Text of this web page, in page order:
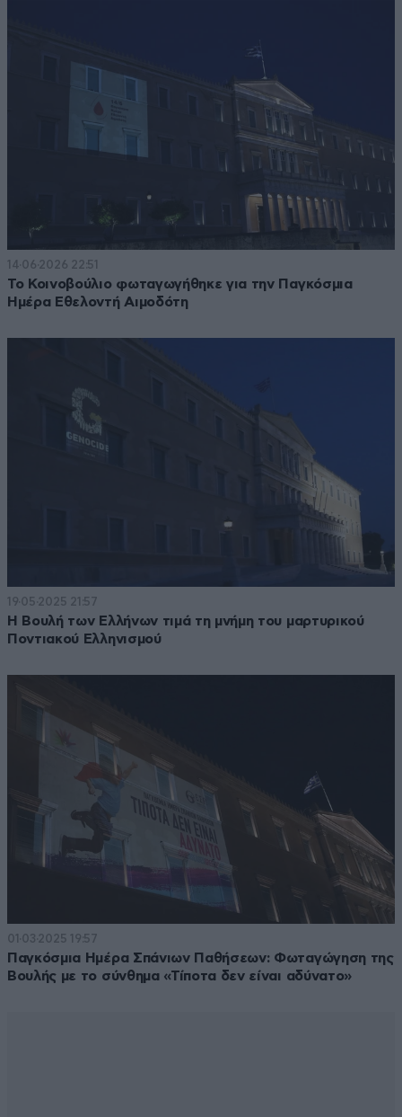
14·06·2026 22:51
Το Κοινοβούλιο φωταγωγήθηκε για την Παγκόσμια
Ημέρα Εθελοντή Αιμοδότη
19·05·2025 21:57
Η Βουλή των Ελλήνων τιμά τη μνήμη του μαρτυρικού
Ποντιακού Ελληνισμού
01·03·2025 19:57
Παγκόσμια Ημέρα Σπάνιων Παθήσεων: Φωταγώγηση της
Βουλής με το σύνθημα «Τίποτα δεν είναι αδύνατο»